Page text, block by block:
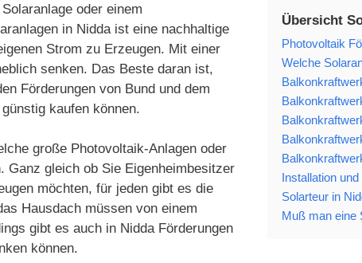
Übersicht
Photovoltaik
Welche
Installation
Solarteur in
Muß man eine
oder einem
in Nidda ist eine nachhaltige
Strom zu Erzeugen. Mit einer
senken. Das Beste daran ist,
Förderungen von Bund und dem
kaufen können.
große Photovoltaik-Anlagen oder
Ganz gleich ob Sie Eigenheimbesitzer
möchten, für jeden gibt es die
Hausdach müssen von einem
gibt es auch in Nidda Förderungen
können.